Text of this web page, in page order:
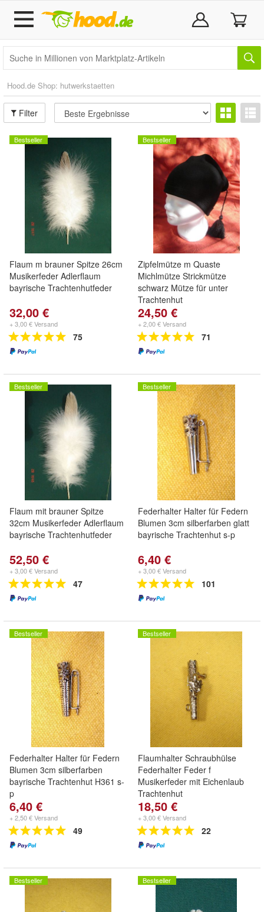
Hood.de Shop: hutwerkstaetten
Filter
Bestseller
Flaum m brauner Spitze 26cm
Musikerfeder Adlerflaum
bayrische Trachtenhutfeder
32,00 €
+ 3,00 € Versand
75
Bestseller
Zipfelmütze m Quaste
Michlmütze Strickmütze
schwarz Mütze für unter
Trachtenhut
24,50 €
+ 2,00 € Versand
71
Bestseller
Flaum mit brauner Spitze
32cm Musikerfeder Adlerflaum
bayrische Trachtenhutfeder
52,50 €
+ 3,00 € Versand
47
Bestseller
Federhalter Halter für Federn
Blumen 3cm silberfarben glatt
bayrische Trachtenhut s-p
6,40 €
+ 3,00 € Versand
101
Bestseller
Federhalter Halter für Federn
Blumen 3cm silberfarben
bayrische Trachtenhut H361 s-
p
6,40 €
+ 2,50 € Versand
49
Bestseller
Flaumhalter Schraubhülse
Federhalter Feder f
Musikerfeder mit Eichenlaub
Trachtenhut
18,50 €
+ 3,00 € Versand
22
Bestseller Bestseller